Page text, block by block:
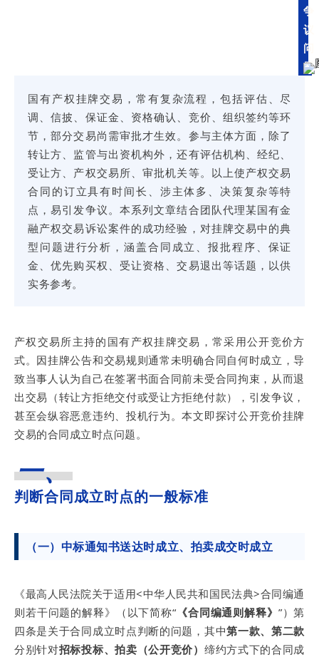
争
议
问
题
国有产权挂牌交易，常有复杂流程，包括评估、尽
调、信披、保证金、资格确认、竞价、组织签约等环
节，部分交易尚需审批才生效。参与主体方面，除了
转让方、监管与出资机构外，还有评估机构、经纪、
受让方、产权交易所、审批机关等。以上使产权交易
合同的订立具有时间长、涉主体多、决策复杂等特
点，易引发争议。本系列文章结合团队代理某国有金
融产权交易诉讼案件的成功经验，对挂牌交易中的典
型问题进行分析，涵盖合同成立、报批程序、保证
金、优先购买权、受让资格、交易退出等话题，以供
实务参考。
产权交易所主持的国有产权挂牌交易，常采用公开竞价方
式。因挂牌公告和交易规则通常未明确合同自何时成立，导
致当事人认为自己在签署书面合同前未受合同拘束，从而退
出交易（转让方拒绝交付或受让方拒绝付款），引发争议，
甚至会纵容恶意违约、投机行为。本文即探讨公开竞价挂牌
交易的合同成立时点问题。
一、
判断合同成立时点的一般标准
（一） 中标通知书送达时成立、拍卖成交时成立
《最高人民法院关于适用<中华人民共和国民法典>合同编通
则若干问题的解释》（以下简称“ 《合同编通则解释》 ”）第
四条是关于合同成立时点判断的问题，其中第一款、第二款
分别针对招标投标、拍卖（公开竞价） 缔约方式下的合同成